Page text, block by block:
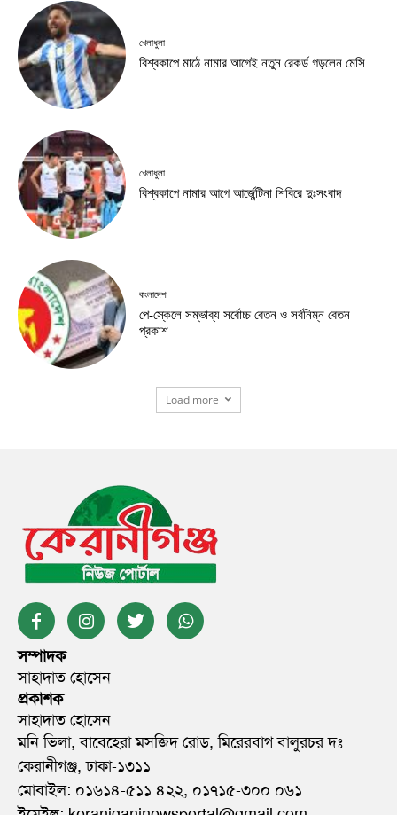
খেলাধুলা
বিশ্বকাপে মাঠে নামার আগেই নতুন রেকর্ড গড়লেন মেসি
খেলাধুলা
বিশ্বকাপে নামার আগে আর্জেন্টিনা শিবিরে দুঃসংবাদ
বাংলাদেশ
পে-স্কেলে সম্ভাব্য সর্বোচ্চ বেতন ও সর্বনিম্ন বেতন
প্রকাশ
Load more
সম্পাদক
সাহাদাত হোসেন
প্রকাশক
সাহাদাত হোসেন
মনি ভিলা, বাবেহেরা মসজিদ রোড, মিরেরবাগ বালুরচর দঃ
কেরানীগঞ্জ, ঢাকা-১৩১১
মোবাইল: ০১৬১৪-৫১১ ৪২২, ০১৭১৫-৩০০ ০৬১